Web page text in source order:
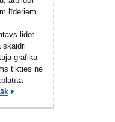
līderiem
lidot
skaidri
grafikā
tikties ne